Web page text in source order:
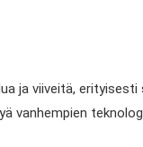
ja viiveitä,
vanhempien